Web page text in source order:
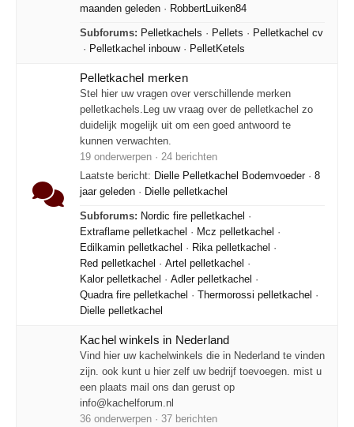
maanden geleden · RobbertLuiken84
Subforums: Pelletkachels · Pellets · Pelletkachel cv
· Pelletkachel inbouw· PelletKetels
Pelletkachel merken
Stel hier uw vragen over verschillende merken
pelletkachels.Leg uw vraag over de pelletkachel zo
duidelijk mogelijk uit om een goed antwoord te
kunnen verwachten.
19 onderwerpen · 24 berichten
Laatste bericht: Dielle Pelletkachel Bodemvoeder· 8
jaar geleden · Dielle pelletkachel
Subforums: Nordic fire pelletkachel ·
Extraflame pelletkachel · Mcz pelletkachel ·
Edilkamin pelletkachel · Rika pelletkachel ·
Red pelletkachel · Artel pelletkachel ·
Kalor pelletkachel · Adler pelletkachel ·
Quadra fire pelletkachel · Thermorossi pelletkachel ·
Dielle pelletkachel
Kachel winkels in Nederland
Vind hier uw kachelwinkels die in Nederland te vinden
zijn. ook kunt u hier zelf uw bedrijf toevoegen. mist u
een plaats mail ons dan gerust op
info@kachelforum.nl
36 onderwerpen · 37 berichten